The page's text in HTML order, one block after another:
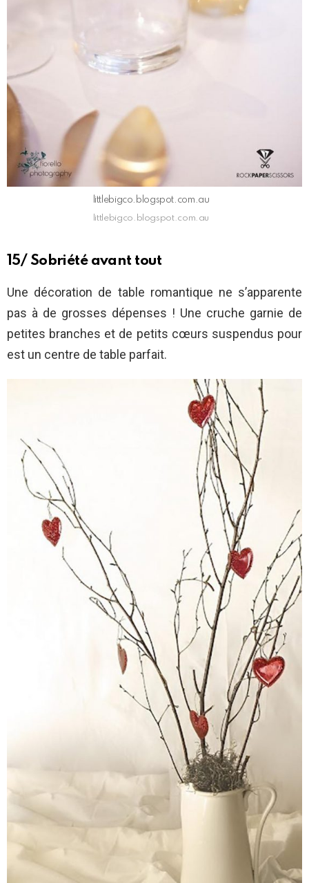
littlebigco.blogspot.com.au
littlebigco.blogspot.com.au
15/ Sobriété avant tout
Une décoration de table romantique ne s’apparente
pas à de grosses dépenses ! Une cruche garnie de
petites branches et de petits cœurs suspendus pour
est un centre de table parfait.